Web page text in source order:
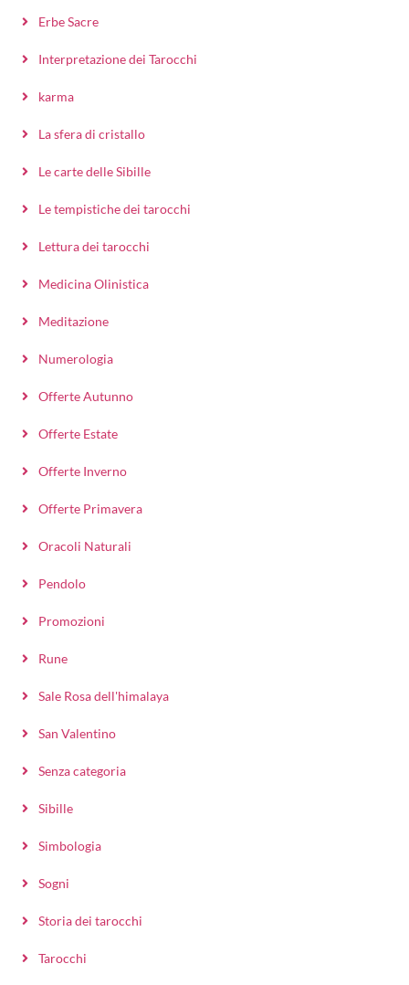
Erbe Sacre
Interpretazione dei Tarocchi
karma
La sfera di cristallo
Le carte delle Sibille
Le tempistiche dei tarocchi
Lettura dei tarocchi
Medicina Olinistica
Meditazione
Numerologia
Offerte Autunno
Offerte Estate
Offerte Inverno
Offerte Primavera
Oracoli Naturali
Pendolo
Promozioni
Rune
Sale Rosa dell'himalaya
San Valentino
Senza categoria
Sibille
Simbologia
Sogni
Storia dei tarocchi
Tarocchi